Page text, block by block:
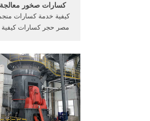
كسارات صخور
كيفية خدمة كسارات
مصر حجر كسارات كيفية
بحث عن الحجر الجيرى
اتصل بالمورد. الصلب
ل منجم الذهب